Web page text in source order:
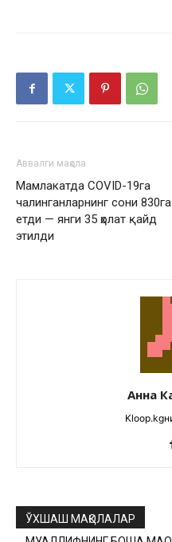
Аввалги мақола
Мамлакатда COVID-19га
чалинганларнинг сони 830га
етди — янги 35 ҳолат қайд
этилди
Анна
ЎХШАШ МАҚОЛАЛАР